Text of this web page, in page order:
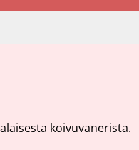
koivuvanerista.